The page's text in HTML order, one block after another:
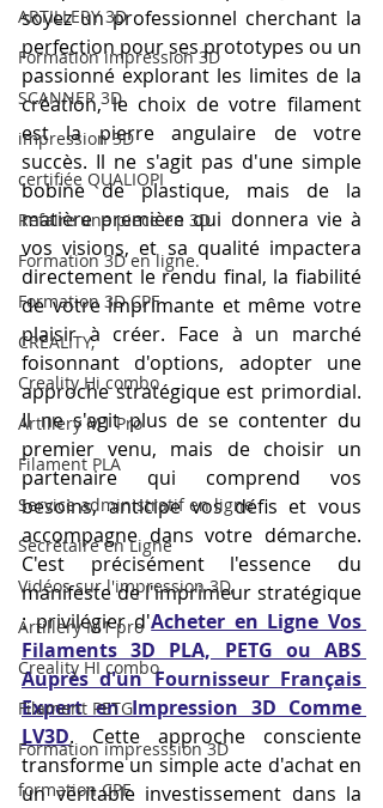
ARTILLERY 3D
Formation impression 3D
SCANNER 3D
impression 3D
certifiée QUALIOPI
Refaire une piece en 3D
Formation 3D en ligne.
Formation 3D CPF
CREALITY,
Creality Hi combo
Artillery M1 Pro
Filament PLA
Service administratif en ligne
Secrétaire en Ligne
Vidéos sur l'impression 3D,
Artillery M1 pro
Creality HI combo
Filament PETG
Formation impresssion 3D
formation CPF
soyez un professionnel cherchant la
perfection pour ses prototypes ou un
passionné explorant les limites de la
création, le choix de votre filament
est la pierre angulaire de votre
succès. Il ne s'agit pas d'une simple
bobine de plastique, mais de la
matière première qui donnera vie à
vos visions, et sa qualité impactera
directement le rendu final, la fiabilité
de votre imprimante et même votre
plaisir à créer. Face à un marché
foisonnant d'options, adopter une
approche stratégique est primordial.
Il ne s'agit plus de se contenter du
premier venu, mais de choisir un
partenaire qui comprend vos
besoins, anticipe vos défis et vous
accompagne dans votre démarche.
C'est précisément l'essence du
manifeste de l'imprimeur stratégique
: privilégier d'Acheter en Ligne Vos
Filaments 3D PLA, PETG ou ABS
Auprès d'un Fournisseur Français
Expert en Impression 3D Comme
LV3D. Cette approche consciente
transforme un simple acte d'achat en
un véritable investissement dans la